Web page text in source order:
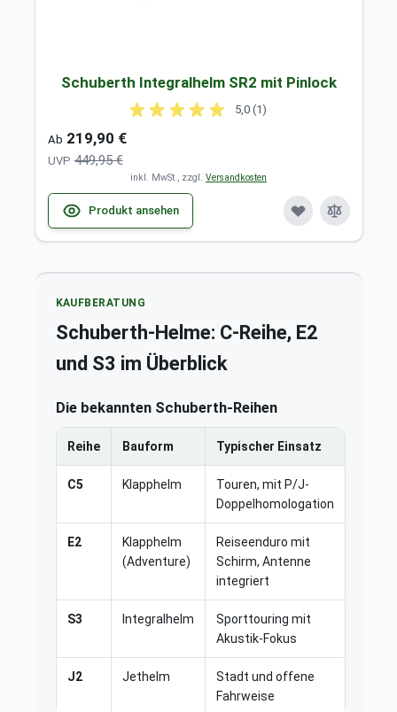
Schuberth Integralhelm SR2 mit Pinlock
5,0 (1)
Ab 219,90 €
UVP 449,95 €
inkl. MwSt., zzgl. Versandkosten
Produkt ansehen
KAUFBERATUNG
Schuberth-Helme: C-Reihe, E2
und S3 im Überblick
Die bekannten Schuberth-Reihen
Reihe Bauform Typischer Einsatz
C5 Klapphelm
Touren, mit P/J-
Doppelhomologation
E2
Klapphelm
(Adventure)
Reiseenduro mit
Schirm, Antenne
integriert
S3 Integralhelm
Sporttouring mit
Akustik-Fokus
J2 Jethelm
Stadt und offene
Fahrweise